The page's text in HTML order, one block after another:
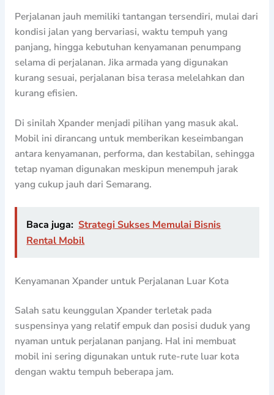
Perjalanan jauh memiliki tantangan tersendiri, mulai dari
kondisi jalan yang bervariasi, waktu tempuh yang
panjang, hingga kebutuhan kenyamanan penumpang
selama di perjalanan. Jika armada yang digunakan
kurang sesuai, perjalanan bisa terasa melelahkan dan
kurang efisien.
Di sinilah Xpander menjadi pilihan yang masuk akal.
Mobil ini dirancang untuk memberikan keseimbangan
antara kenyamanan, performa, dan kestabilan, sehingga
tetap nyaman digunakan meskipun menempuh jarak
yang cukup jauh dari Semarang.
Baca juga: Strategi Sukses Memulai Bisnis
Rental Mobil
Kenyamanan Xpander untuk Perjalanan Luar Kota
Salah satu keunggulan Xpander terletak pada
suspensinya yang relatif empuk dan posisi duduk yang
nyaman untuk perjalanan panjang. Hal ini membuat
mobil ini sering digunakan untuk rute-rute luar kota
dengan waktu tempuh beberapa jam.